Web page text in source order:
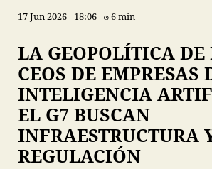
17 Jun 2026 18:06 6 min
LA GEOPOLÍTICA
CEOS DE EMPRESAS
INTELIGENCIA
EL G7 BUSCAN
INFRAESTRUCTURA
REGULACIÓN